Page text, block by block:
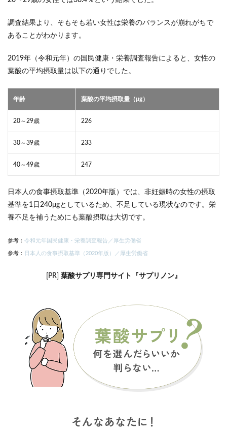
調査結果より、そもそも若い女性は栄養のバランスが崩れがちで
あることがわかります。
2019年（令和元年）の国民健康・栄養調査報告によると、女性の
葉酸の平均摂取量は以下の通りでした。
年齢 葉酸の平均摂取量（μg）
20～29歳 226
30～39歳 233
40～49歳 247
日本人の食事摂取基準（2020年版）では、非妊娠時の女性の摂取
基準を1日240μgとしているため、不足している現状なのです。栄
養不足を補うためにも葉酸摂取は大切です。
参考： 令和元年国民健康・栄養調査報告／厚生労働省
参考： 日本人の食事摂取基準（2020年版）／厚生労働省
[PR] 葉酸サプリ専門サイト『サプリノン』